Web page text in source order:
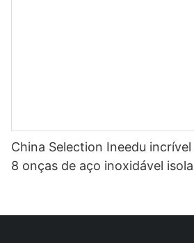
China Selection Ineedu
8 onças de aço inoxidável